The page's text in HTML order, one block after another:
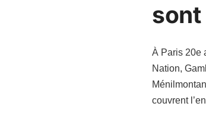
sont
À Paris 20e
Nation,
couvrent